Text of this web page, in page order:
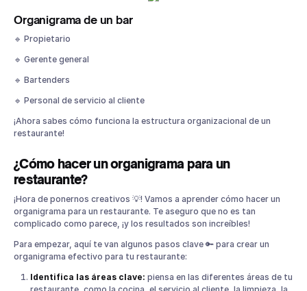
Organigrama de un bar
🔹 Propietario
🔹 Gerente general
🔹 Bartenders
🔹 Personal de servicio al cliente
¡Ahora sabes cómo funciona la estructura organizacional de un
restaurante!
¿Cómo hacer un organigrama para un
restaurante?
¡Hora de ponernos creativos 💡! Vamos a aprender cómo hacer un
organigrama para un restaurante. Te aseguro que no es tan
complicado como parece, ¡y los resultados son increíbles!
Para empezar, aquí te van algunos pasos clave 🔑 para crear un
organigrama efectivo para tu restaurante:
Identifica las áreas clave: piensa en las diferentes áreas de tu